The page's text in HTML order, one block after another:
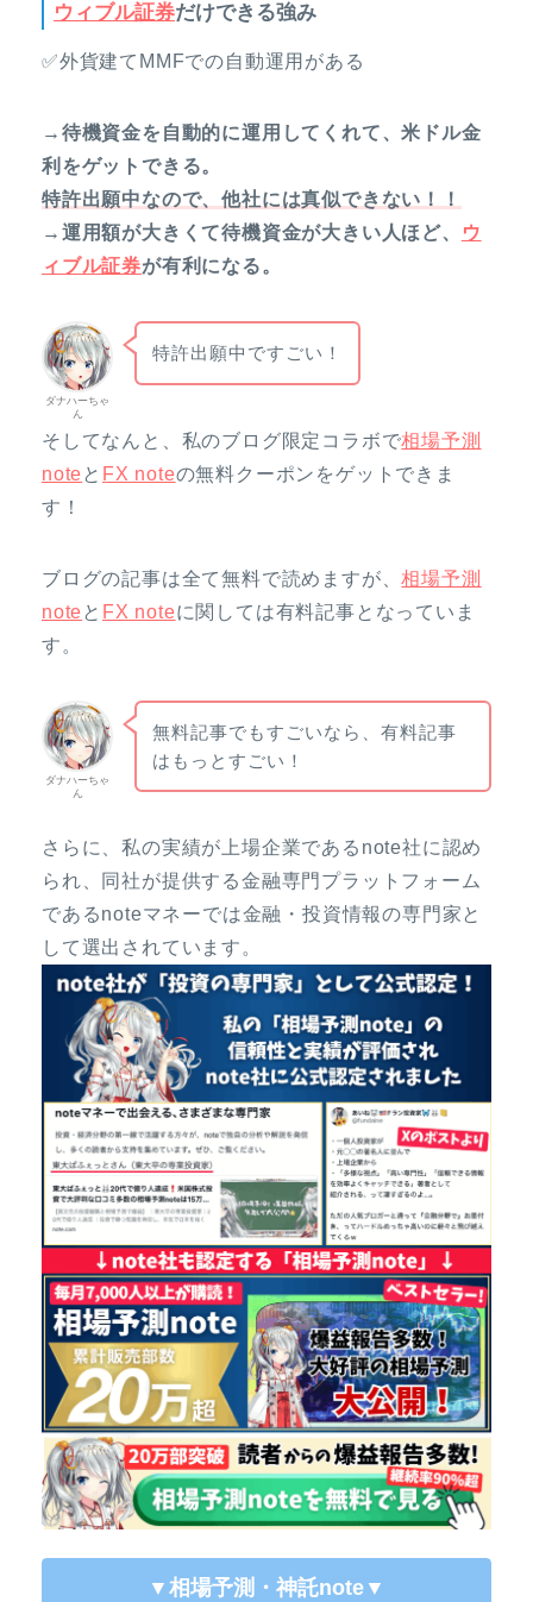
ウィブル証券だけできる強み
✅外貨建てMMFでの自動運用がある
→待機資金を自動的に運用してくれて、米ドル金
利をゲットできる。
特許出願中なので、他社には真似できない！！
→運用額が大きくて待機資金が大きい人ほど、
ウ
ィブル証券が有利になる。
ダナハーちゃ
ん
特許出願中ですごい！
そしてなんと、私のブログ限定コラボで相場予測
note と FX noteの無料クーポンをゲットできま
す！
ブログの記事は全て無料で読めますが、相場予測
note と FX noteに関しては有料記事となっていま
す。
ダナハーちゃ
ん
無料記事でもすごいなら、有料記事
はもっとすごい！
さらに、私の実績が上場企業であるnote社に認め
られ、同社が提供する金融専門プラットフォーム
であるnoteマネーでは金融・投資情報の専門家と
して選出されています。
▼相場予測・神託note ▼